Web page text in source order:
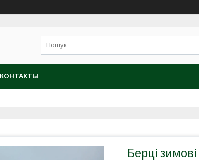
КОНТАКТЫ
Берці